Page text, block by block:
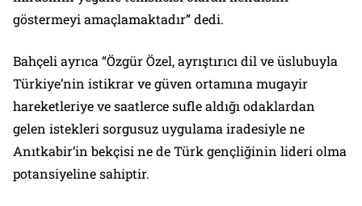
göstermeyi amaçlamaktadır” dedi.
Bahçeli ayrıca “Özgür Özel, ayrıştırıcı dil ve üslubuyla
Türkiye’nin istikrar ve güven ortamına mugayir
hareketleriye ve saatlerce sufle aldığı odaklardan
gelen istekleri sorgusuz uygulama iradesiyle ne
Anıtkabir’in bekçisi ne de Türk gençliğinin lideri olma
potansiyeline sahiptir.